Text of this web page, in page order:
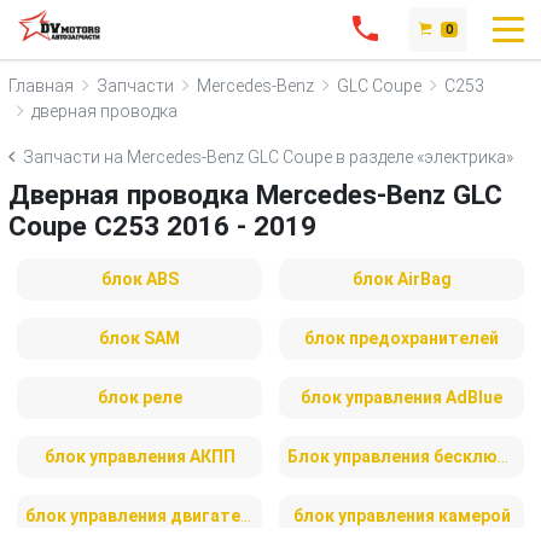
0
Главная Запчасти Mercedes-Benz GLC Coupe
C253
дверная проводка
Запчасти на Mercedes-Benz GLC Coupe в разделе «электрика»
Дверная проводка Mercedes-Benz GLC
Coupe C253 2016 - 2019
блок ABS блок AirBag
блок SAM блок предохранителей
блок реле блок управления AdBlue
блок управления АКПП
блок управления камерой